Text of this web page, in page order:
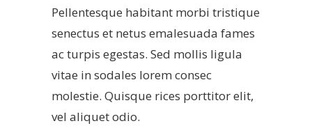
Pellentesque habitant morbi tristique
senectus et netus emalesuada fames
ac turpis egestas. Sed mollis ligula
vitae in sodales lorem consec
molestie. Quisque rices porttitor elit,
vel aliquet odio.